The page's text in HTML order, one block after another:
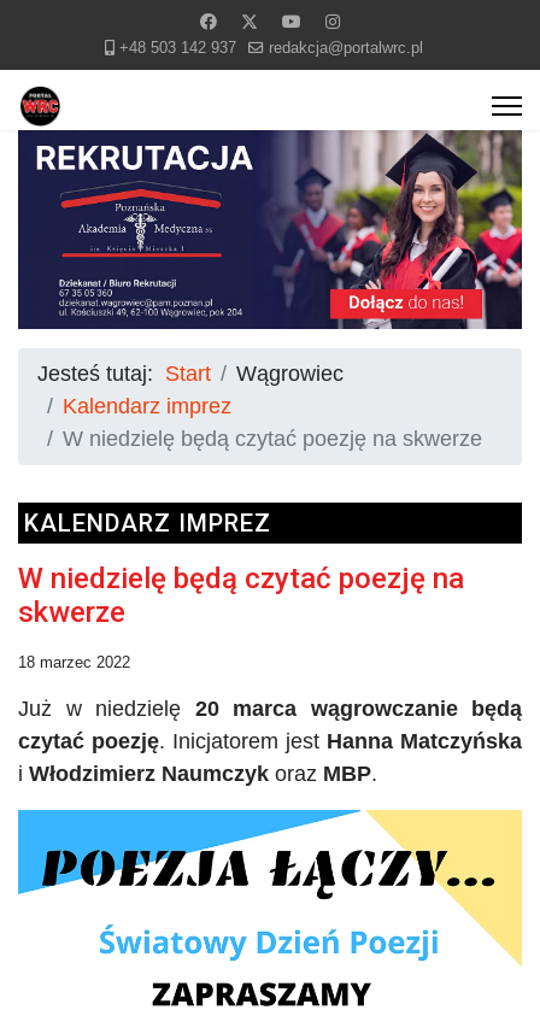
+48 503 142 937 redakcja@portalwrc.pl
Jesteś tutaj: Start
Wągrowiec
Kalendarz imprez
W niedzielę będą czytać poezję na skwerze
KALENDARZ IMPREZ
W niedzielę będą czytać poezję na
skwerze
18 marzec 2022
Już w niedzielę 20 marca wągrowczanie będą
czytać poezję. Inicjatorem jest Hanna Matczyńska
i Włodzimierz Naumczyk oraz MBP.